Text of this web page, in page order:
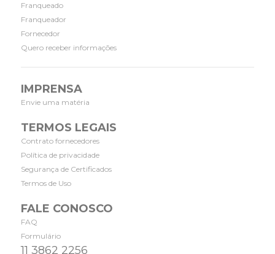
Franqueado
Franqueador
Fornecedor
Quero receber informações
IMPRENSA
Envie uma matéria
TERMOS LEGAIS
Contrato fornecedores
Política de privacidade
Segurança de Certificados
Termos de Uso
FALE CONOSCO
FAQ
Formulário
11 3862 2256